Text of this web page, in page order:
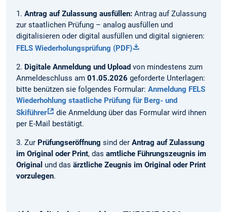
1. Antrag auf Zulassung ausfüllen: Antrag auf Zulassung
zur staatlichen Prüfung – analog ausfüllen und
digitalisieren oder digital ausfüllen und digital signieren:
FELS Wiederholungsprüfung (PDF)
2. Digitale Anmeldung und Upload von mindestens zum
Anmeldeschluss am 01.05.2026 geforderte Unterlagen:
bitte benützen sie folgendes Formular: Anmeldung FELS
Wiederhohlung staatliche Prüfung für Berg- und
Skiführer
die Anmeldung über das Formular wird ihnen
per E-Mail bestätigt.
3. Zur Prüfungseröffnung sind der Antrag auf Zulassung
im Original oder Print, das amtliche Führungszeugnis im
Original und das ärztliche Zeugnis im Original oder Print
vorzulegen.